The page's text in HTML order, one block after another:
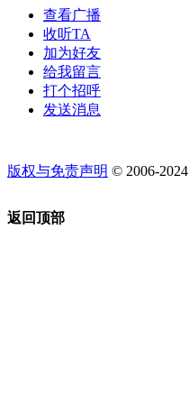
查看广播
收听TA
加为好友
给我留言
打个招呼
发送消息
版权与免责声明 © 2006-2024
返回顶部